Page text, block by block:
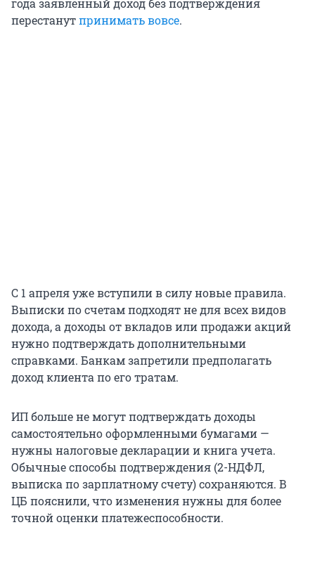
года заявленный доход без подтверждения
перестанутпринимать вовсе.
С 1 апреля уже вступили в силу новые правила.
Выписки по счетам подходят не для всех видов
дохода, а доходы от вкладов или продажи акций
нужно подтверждать дополнительными
справками. Банкам запретили предполагать
доход клиента по его тратам.
ИП больше не могут подтверждать доходы
самостоятельно оформленными бумагами —
нужны налоговые декларации и книга учета.
Обычные способы подтверждения (2-НДФЛ,
выписка по зарплатному счету) сохраняются. В
ЦБ пояснили, что изменения нужны для более
точной оценки платежеспособности.